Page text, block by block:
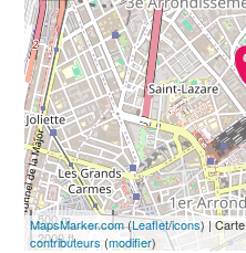
500 m
2000 ft
MapsMarker.com(Leaflet/icons) |
contributeurs (modifier)